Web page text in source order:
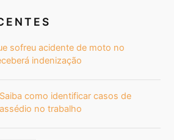
sofreu acidente de moto no
indenização
Saiba como identificar casos de
assédio no trabalho